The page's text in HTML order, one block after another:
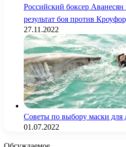
Российский боксер
результат боя против
27.11.2022
Советы по выбору маски для
01.07.2022